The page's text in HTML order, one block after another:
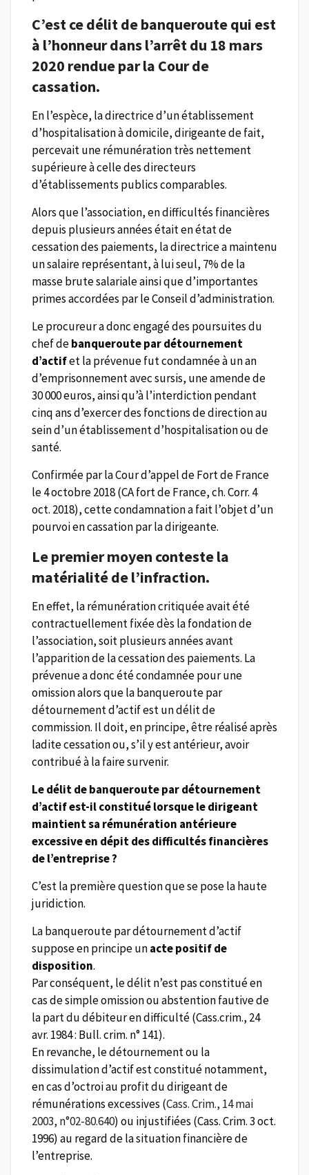
C’est ce délit de banqueroute qui est
à l’honneur dans l’arrêt du 18 mars
2020 rendue par la Cour de
cassation.
En l’espèce, la directrice d’un établissement
d’hospitalisation à domicile, dirigeante de fait,
percevait une rémunération très nettement
supérieure à celle des directeurs
d’établissements publics comparables.
Alors que l’association, en difficultés financières
depuis plusieurs années était en état de
cessation des paiements, la directrice a maintenu
un salaire représentant, à lui seul, 7% de la
masse brute salariale ainsi que d’importantes
primes accordées par le Conseil d’administration.
Le procureur a donc engagé des poursuites du
chef debanqueroute par détournement
d’actifet la prévenue fut condamnée à un an
d’emprisonnement avec sursis, une amende de
30 000 euros, ainsi qu’à l’interdiction pendant
cinq ans d’exercer des fonctions de direction au
sein d’un établissement d’hospitalisation ou de
santé.
Confirmée par la Cour d’appel de Fort de France
le 4 octobre 2018 (CA fort de France, ch. Corr. 4
oct. 2018), cette condamnation a fait l’objet d’un
pourvoi en cassation par la dirigeante.
Le premier moyen conteste la
matérialité de l’infraction.
En effet, la rémunération critiquée avait été
contractuellement fixée dès la fondation de
l’association, soit plusieurs années avant
l’apparition de la cessation des paiements. La
prévenue a donc été condamnée pour une
omission alors que la banqueroute par
détournement d’actif est un délit de
commission. Il doit, en principe, être réalisé après
ladite cessation ou, s’il y est antérieur, avoir
contribué à la faire survenir.
Le délit de banqueroute par détournement
d’actif est-il constitué lorsque le dirigeant
maintient sa rémunération antérieure
excessive en dépit des difficultés financières
de l’entreprise ?
C’est la première question que se pose la haute
juridiction.
La banqueroute par détournement d’actif
suppose en principe unacte positif de
disposition.
Par conséquent, le délit n’est pas constitué en
cas de simple omission ou abstention fautive de
la part du débiteur en difficulté (Cass.crim., 24
avr. 1984 : Bull. crim. n° 141).
En revanche, le détournement ou la
dissimulation d’actif est constitué notamment,
en cas d’octroi au profit du dirigeant de
rémunérations excessives (Cass. Crim., 14 mai
2003, n°02-80.640) ou injustifiées (Cass. Crim. 3 oct.
1996) au regard de la situation financière de
l’entreprise.